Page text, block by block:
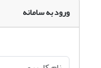
ورود به سامانه